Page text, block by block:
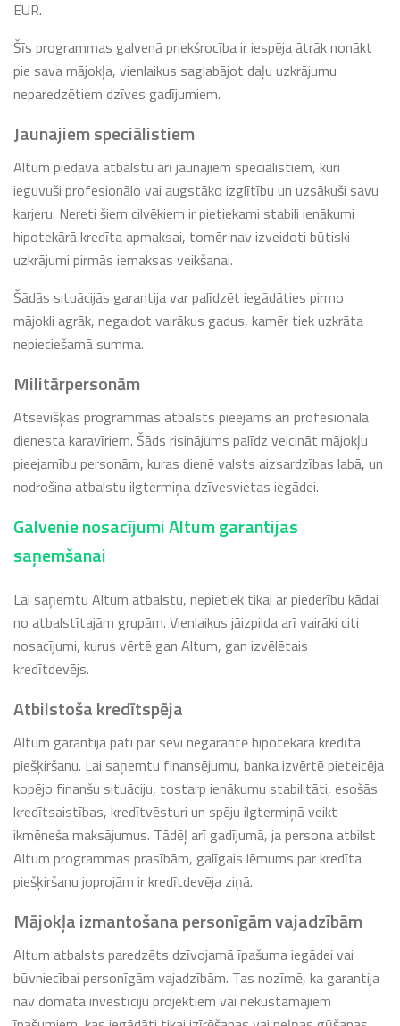
EUR.
Šīs programmas galvenā priekšrocība ir iespēja ātrāk nonākt
pie sava mājokļa, vienlaikus saglabājot daļu uzkrājumu
neparedzētiem dzīves gadījumiem.
Jaunajiem speciālistiem
Altum piedāvā atbalstu arī jaunajiem speciālistiem, kuri
ieguvuši profesionālo vai augstāko izglītību un uzsākuši savu
karjeru. Nereti šiem cilvēkiem ir pietiekami stabili ienākumi
hipotekārā kredīta apmaksai, tomēr nav izveidoti būtiski
uzkrājumi pirmās iemaksas veikšanai.
Šādās situācijās garantija var palīdzēt iegādāties pirmo
mājokli agrāk, negaidot vairākus gadus, kamēr tiek uzkrāta
nepieciešamā summa.
Militārpersonām
Atsevišķās programmās atbalsts pieejams arī profesionālā
dienesta karavīriem. Šāds risinājums palīdz veicināt mājokļu
pieejamību personām, kuras dienē valsts aizsardzības labā, un
nodrošina atbalstu ilgtermiņa dzīvesvietas iegādei.
Galvenie nosacījumi Altum garantijas
saņemšanai
Lai saņemtu Altum atbalstu, nepietiek tikai ar piederību kādai
no atbalstītajām grupām. Vienlaikus jāizpilda arī vairāki citi
nosacījumi, kurus vērtē gan Altum, gan izvēlētais
kredītdevējs.
Atbilstoša kredītspēja
Altum garantija pati par sevi negarantē hipotekārā kredīta
piešķiršanu. Lai saņemtu finansējumu, banka izvērtē pieteicēja
kopējo finanšu situāciju, tostarp ienākumu stabilitāti, esošās
kredītsaistības, kredītvēsturi un spēju ilgtermiņā veikt
ikmēneša maksājumus. Tādēļ arī gadījumā, ja persona atbilst
Altum programmas prasībām, galīgais lēmums par kredīta
piešķiršanu joprojām ir kredītdevēja ziņā.
Mājokļa izmantošana personīgām vajadzībām
Altum atbalsts paredzēts dzīvojamā īpašuma iegādei vai
būvniecībai personīgām vajadzībām. Tas nozīmē, ka garantija
nav domāta investīciju projektiem vai nekustamajiem